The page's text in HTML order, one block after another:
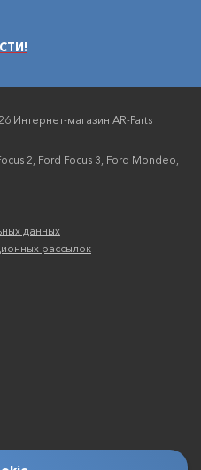
Интернет-магазин AR-Parts
2, Ford Focus 3, Ford Mondeo,
данных
рассылок